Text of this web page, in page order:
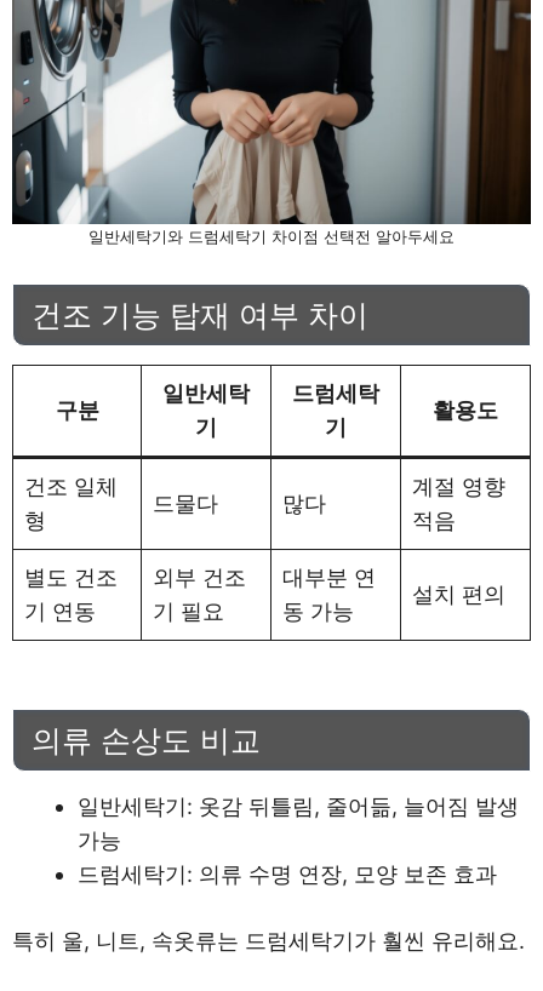
일반세탁기와 드럼세탁기 차이점 선택전 알아두세요
건조 기능 탑재 여부 차이
구분
일반세탁
기
드럼세탁
기
활용도
건조 일체
형
드물다 많다
계절 영향
적음
별도 건조
기 연동
외부 건조
기 필요
대부분 연
동 가능
설치 편의
의류 손상도 비교
일반세탁기: 옷감 뒤틀림, 줄어듦, 늘어짐 발생
가능
드럼세탁기: 의류 수명 연장, 모양 보존 효과
특히 울, 니트, 속옷류는 드럼세탁기가 훨씬 유리해요.